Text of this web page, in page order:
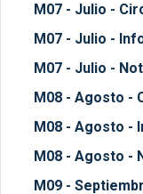
M07 - Julio -
M07 - Julio -
M07 - Julio -
M08 - Agosto -
M08 - Agosto -
M08 - Agosto -
M09 -